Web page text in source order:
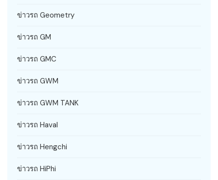
ข่าวรถ Geometry
ข่าวรถ GM
ข่าวรถ GMC
ข่าวรถ GWM
ข่าวรถ GWM TANK
ข่าวรถ Haval
ข่าวรถ Hengchi
ข่าวรถ HiPhi